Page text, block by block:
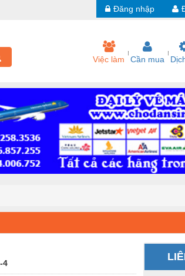
Đăng nhập
Việc làm Cần mua
4